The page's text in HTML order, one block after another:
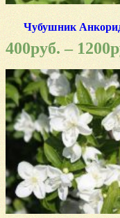
Чубушник
400руб.– 1200